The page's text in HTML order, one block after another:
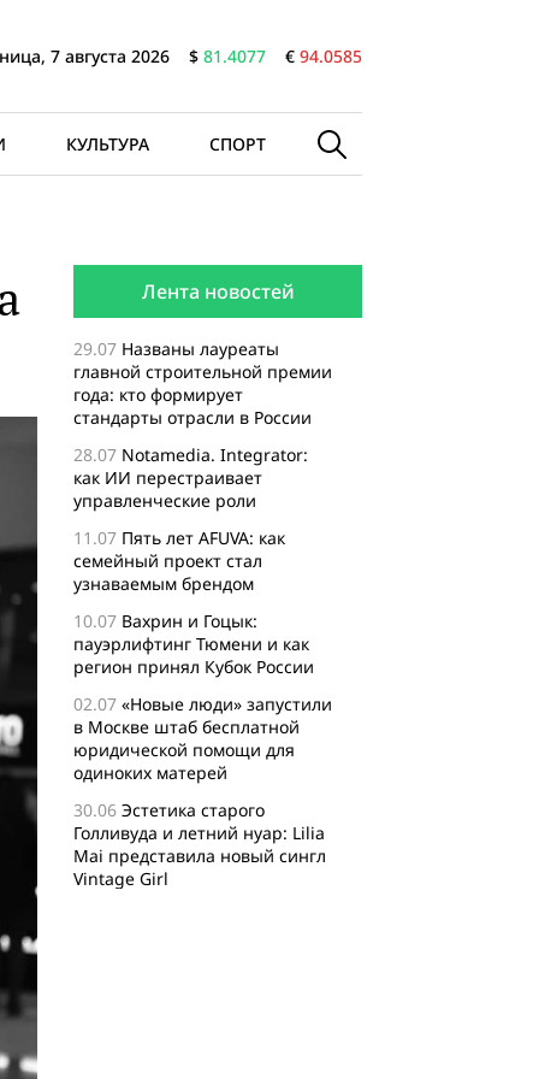
7 августа 2026 $ 81.4077 € 94.0585
КУЛЬТУРА СПОРТ
Лента новостей
29.07 Названы лауреаты
главной строительной премии
года: кто формирует
стандарты отрасли в России
28.07 Notamedia. Integrator:
как ИИ перестраивает
управленческие роли
11.07 Пять лет AFUVA: как
семейный проект стал
узнаваемым брендом
10.07 Вахрин и Гоцык:
пауэрлифтинг Тюмени и как
регион принял Кубок России
02.07 «Новые люди» запустили
в Москве штаб бесплатной
юридической помощи для
одиноких матерей
30.06 Эстетика старого
Голливуда и летний нуар: Lilia
Mai представила новый сингл
Vintage Girl